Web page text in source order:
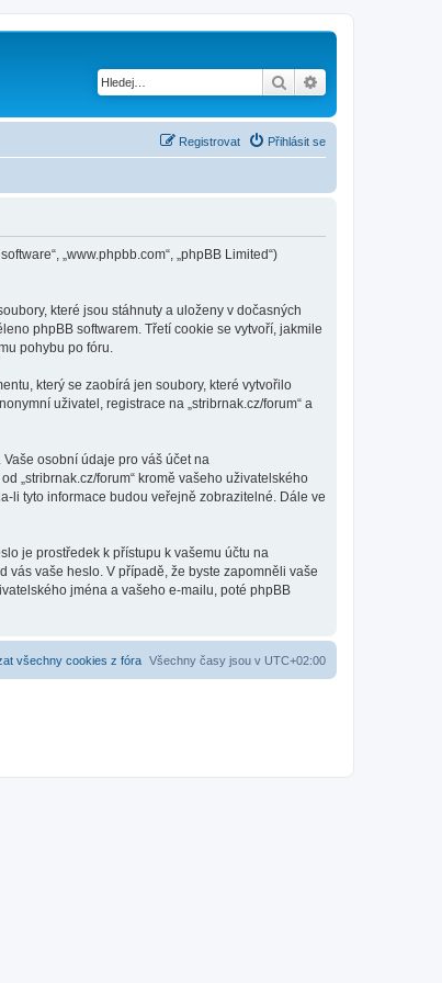
Hledat
Přihlásit se
Registrovat
„www.phpbb.com“, „phpBB Limited“)
které jsou stáhnuty a uloženy v dočasných
phpBB softwarem. Třetí cookie se vytvoří, jakmile
pohybu po fóru.
který se zaobírá jen soubory, které vytvořilo
uživatel, registrace na „stribrnak.cz/forum“ a
osobní údaje pro váš účet na
„stribrnak.cz/forum“ kromě vašeho uživatelského
li tyto informace budou veřejně zobrazitelné. Dále ve
je prostředek k přístupu k vašemu účtu na
vás vaše heslo. V případě, že byste zapomněli vaše
jména a vašeho e-mailu, poté phpBB
Všechny časy jsou v UTC+02:00
všechny cookies z fóra